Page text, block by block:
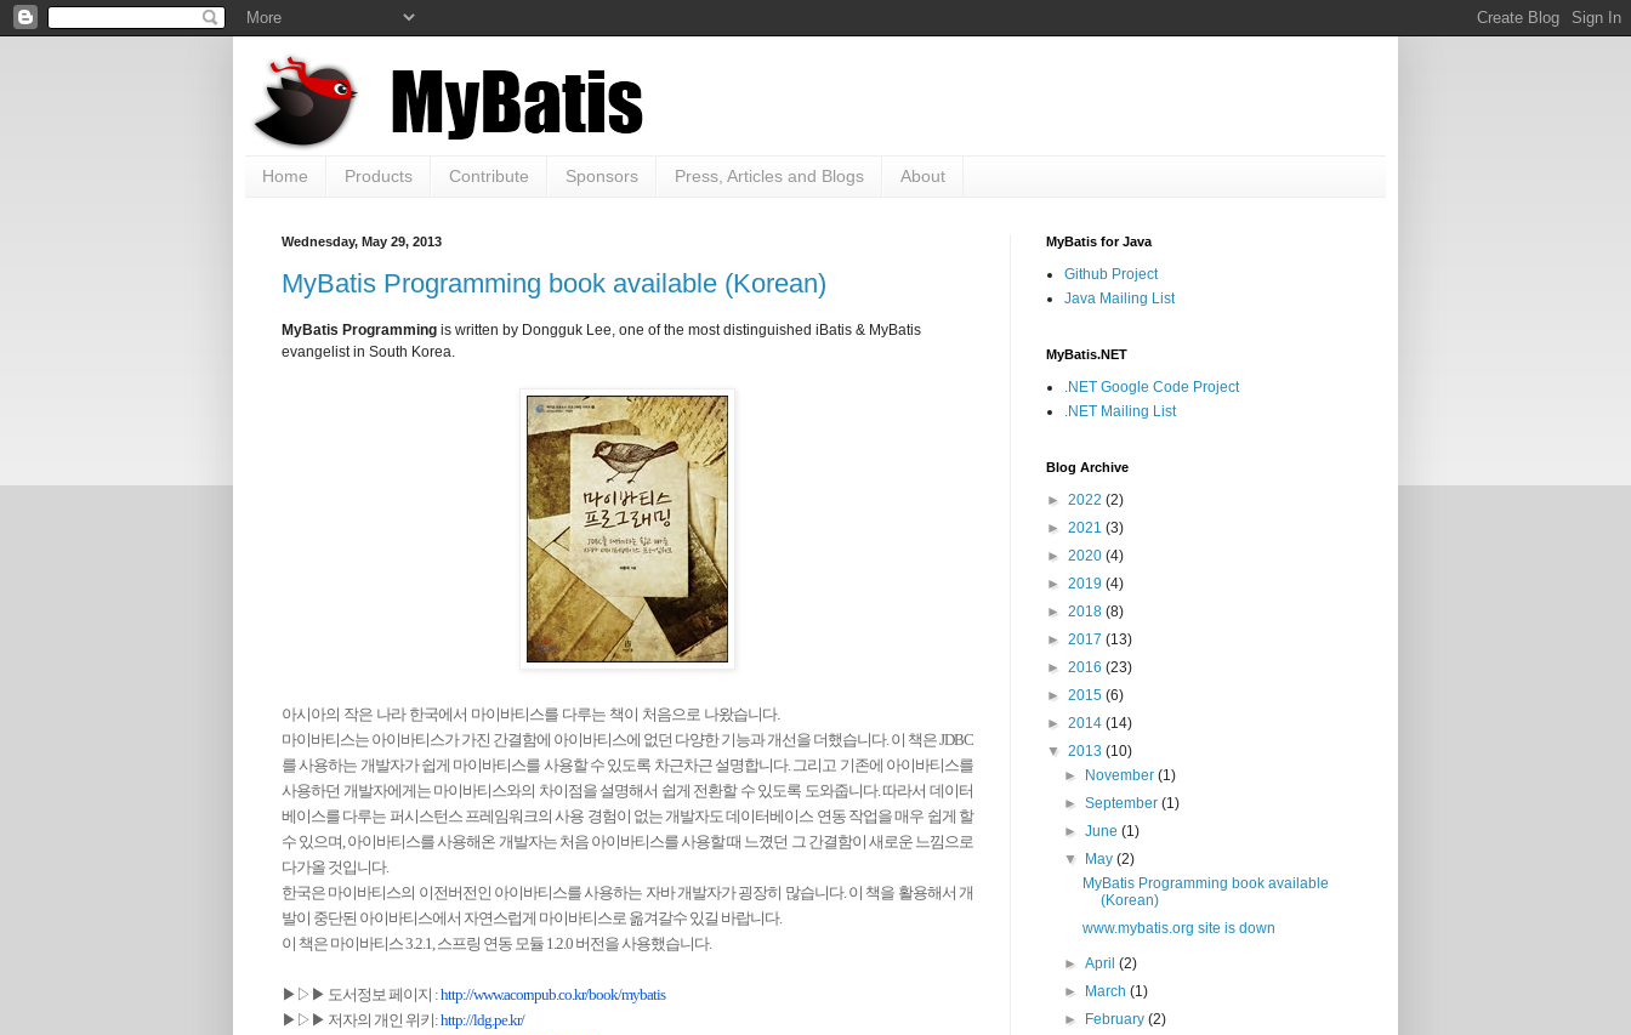
Home Products Contribute Sponsors Press, Articles and Blogs About
Wednesday, May 29, 2013
MyBatis Programming book available (Korean)
MyBatis Programming is written by Dongguk Lee, one of the most distinguished iBatis & MyBatis
evangelist in South Korea.
아시아의 작은 나라 한국에서 마이바티스를 다루는 책이 처음으로 나왔습니다.
마이바티스는 아이바티스가 가진 간결함에 아이바티스에 없던 다양한 기능과 개선을 더했습니다. 이 책은 JDBC
를 사용하는 개발자가 쉽게 마이바티스를 사용할 수 있도록 차근차근 설명합니다. 그리고 기존에 아이바티스를
사용하던 개발자에게는 마이바티스와의 차이점을 설명해서 쉽게 전환할 수 있도록 도와줍니다. 따라서 데이터
베이스를 다루는 퍼시스턴스 프레임워크의 사용 경험이 없는 개발자도 데이터베이스 연동 작업을 매우 쉽게 할
수 있으며, 아이바티스를 사용해온 개발자는 처음 아이바티스를 사용할 때 느꼈던 그 간결함이 새로운 느낌으로
다가올 것입니다.
한국은 마이바티스의 이전버전인 아이바티스를 사용하는 자바 개발자가 굉장히 많습니다.이 책을 활용해서 개
발이 중단된 아이바티스에서 자연스럽게 마이바티스로 옮겨갈수 있길 바랍니다.
이 책은 마이바티스 3.2.1, 스프링 연동 모듈 1.2.0 버전을 사용했습니다.
▶▷▶ 도서정보 페이지 :http://www.acornpub.co.kr/book/mybatis
▶▷▶ 저자의 개인 위키:http://ldg.pe.kr/
MyBatis for Java
Github Project
Java Mailing List
MyBatis.NET
.NET Google Code Project
.NET Mailing List
Blog Archive
► 2022 (2)
► 2021 (3)
► 2020 (4)
► 2019 (4)
► 2018 (8)
► 2017 (13)
► 2016 (23)
► 2015 (6)
► 2014 (14)
▼ 2013 (10)
► November(1)
►September(1)
►June(1)
▼ May(2)
MyBatis Programming book available
(Korean)
www.mybatis.org site is down
►April(2)
► March(1)
► February(2)